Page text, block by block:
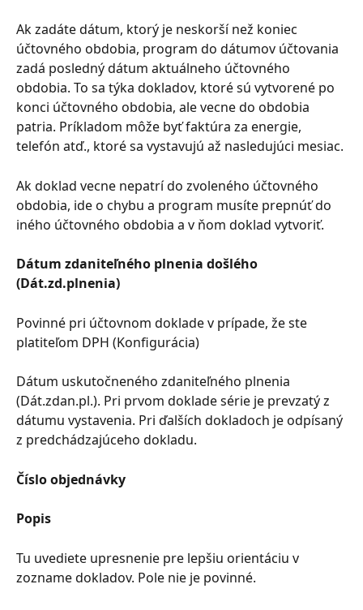
Ak zadáte dátum, ktorý je neskorší než koniec
účtovného obdobia, program do dátumov účtovania
zadá posledný dátum aktuálneho účtovného
obdobia. To sa týka dokladov, ktoré sú vytvorené po
konci účtovného obdobia, ale vecne do obdobia
patria. Príkladom môže byť faktúra za energie,
telefón atď., ktoré sa vystavujú až nasledujúci mesiac.
Ak doklad vecne nepatrí do zvoleného účtovného
obdobia, ide o chybu a program musíte prepnúť do
iného účtovného obdobia a v ňom doklad vytvoriť.
Dátum zdaniteľného plnenia došlého
(Dát.zd.plnenia)
Povinné pri účtovnom doklade v prípade, že ste
platiteľom DPH (Konfigurácia)
Dátum uskutočneného zdaniteľného plnenia
(Dát.zdan.pl.). Pri prvom doklade série je prevzatý z
dátumu vystavenia. Pri ďalších dokladoch je odpísaný
z predchádzajúceho dokladu.
Číslo objednávky
Popis
Tu uvediete upresnenie pre lepšiu orientáciu v
zozname dokladov. Pole nie je povinné.